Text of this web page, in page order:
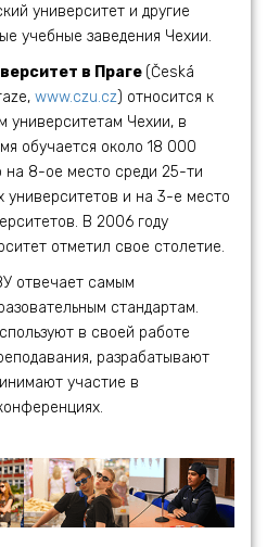
университет и другие
учебные заведения Чехии.
в Праге (Česká
www.czu.cz) относится к
университетам Чехии, в
обучается около 18 000
на 8-ое место среди 25-ти
университетов и на 3-е место
В 2006 году
отметил свое столетие.
отвечает самым
стандартам.
в своей работе
разрабатывают
участие в